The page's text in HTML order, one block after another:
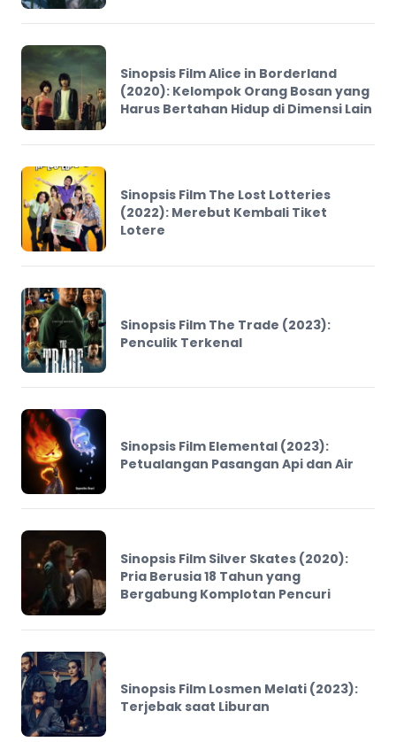
Sinopsis Film Alice in Borderland
(2020): Kelompok Orang Bosan yang
Harus Bertahan Hidup di Dimensi Lain
Sinopsis Film The Lost Lotteries
(2022): Merebut Kembali Tiket
Lotere
Sinopsis Film The Trade (2023):
Penculik Terkenal
Sinopsis Film Elemental (2023):
Petualangan Pasangan Api dan Air
Sinopsis Film Silver Skates (2020):
Pria Berusia 18 Tahun yang
Bergabung Komplotan Pencuri
Sinopsis Film Losmen Melati (2023):
Terjebak saat Liburan